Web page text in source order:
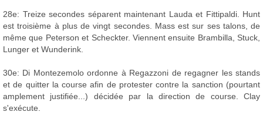
28e: Treize secondes séparent maintenant Lauda et Fittipaldi. Hunt
est troisième à plus de vingt secondes. Mass est sur ses talons, de
même que Peterson et Scheckter. Viennent ensuite Brambilla, Stuck,
Lunger et Wunderink.
30e: Di Montezemolo ordonne à Regazzoni de regagner les stands
et de quitter la course afin de protester contre la sanction (pourtant
amplement justifiée...) décidée par la direction de course. Clay
s'exécute.